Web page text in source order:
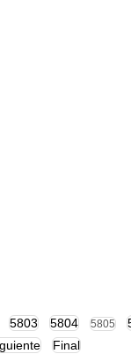
5803 5804 5805
Final